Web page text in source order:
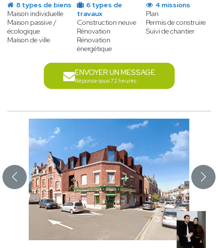
8 types de biens
Maison individuelle
Maison passive /
écologique
Maison de ville
6 types de
travaux
Construction neuve
Rénovation
Rénovation
énergétique
4 missions
Plan
Permis de construire
Suivi de chantier
ENVOYER UN MESSAGE
Réponse sous 72 heures